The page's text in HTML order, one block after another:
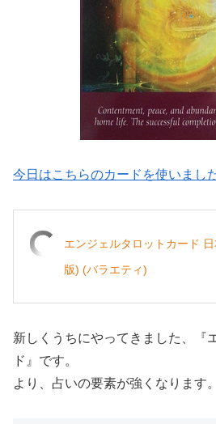
今日はこちらのカードを使いました
エンジェルタロットカード
版) (バラエティ)
新しくうちにやってきました、『
ド』です。
より、占いの要素が強くなります。